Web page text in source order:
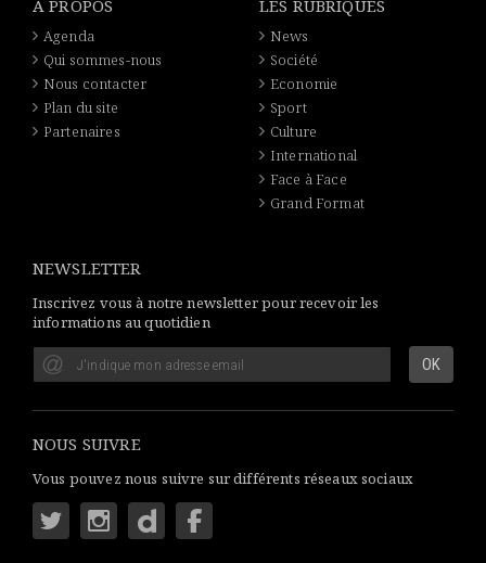
A PROPOS
Agenda
Qui sommes-nous
Nous contacter
Plan du site
Partenaires
LES RUBRIQUES
News
Société
Economie
Sport
Culture
International
Face à Face
Grand Format
NEWSLETTER
Inscrivez vous à notre newsletter pour recevoir les
informations au quotidien
NOUS SUIVRE
Vous pouvez nous suivre sur différents réseaux sociaux